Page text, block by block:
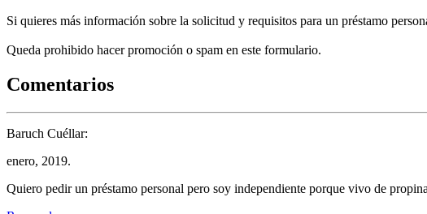
Si quieres más información sobre la solicitud y requisitos para un préstamo
Queda prohibido hacer promoción o spam en este formulario.
Comentarios
Baruch Cuéllar:
enero, 2019.
Quiero pedir un préstamo personal pero soy independiente porque vivo de